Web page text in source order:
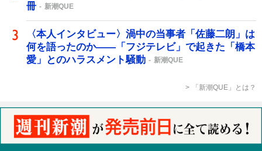
冊
新潮QUE
〈本人インタビュー〉渦中の当事者「佐藤二朗」は
何を語ったのか――「フジテレビ」で起きた「橋本
愛」とのハラスメント騒動
新潮QUE
「新潮QUE」とは？